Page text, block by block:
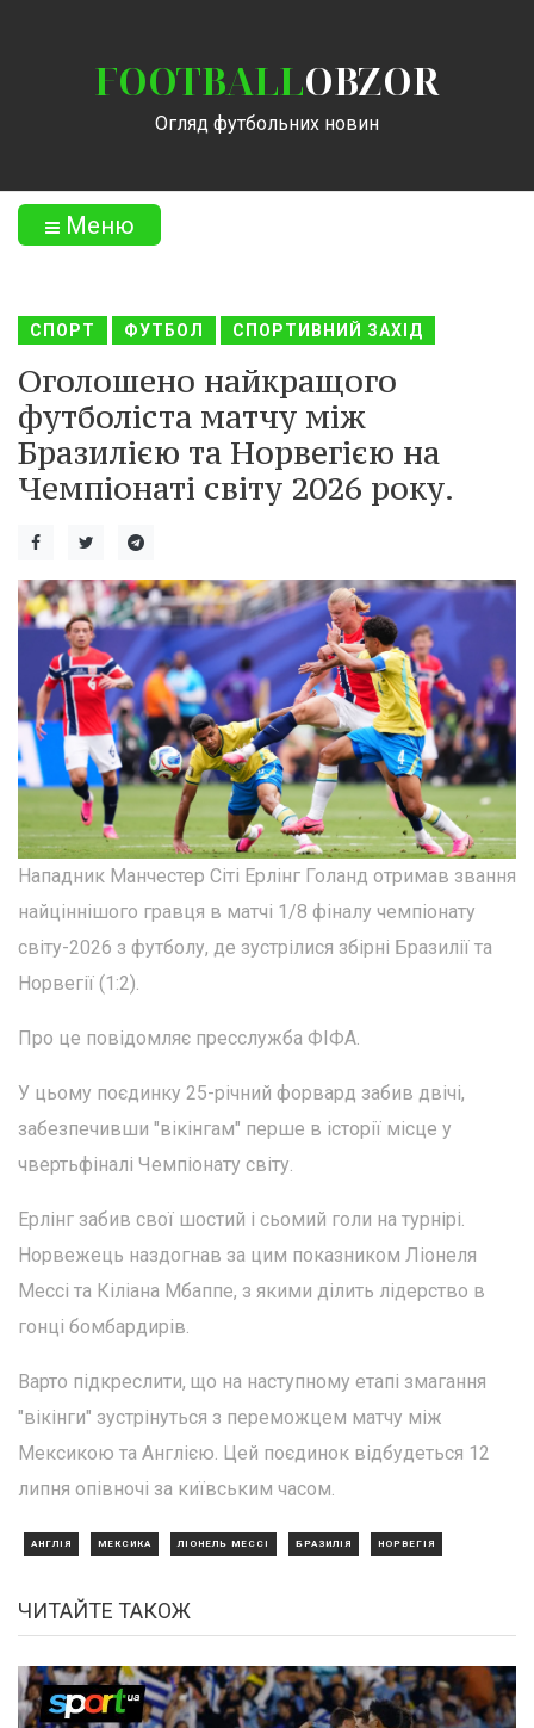
FOOTBALLOBZOR
Огляд футбольних новин
Меню
СПОРТ ФУТБОЛ СПОРТИВНИЙ ЗАХІД
Оголошено найкращого
футболіста матчу між
Бразилією та Норвегією на
Чемпіонаті світу 2026 року.
Нападник Манчестер Сіті Ерлінг Голанд отримав звання
найціннішого гравця в матчі 1/8 фіналу чемпіонату
світу-2026 з футболу, де зустрілися збірні Бразилії та
Норвегії (1:2).
Про це повідомляє пресслужба ФІФА.
У цьому поєдинку 25-річний форвард забив двічі,
забезпечивши "вікінгам" перше в історії місце у
чвертьфіналі Чемпіонату світу.
Ерлінг забив свої шостий і сьомий голи на турнірі.
Норвежець наздогнав за цим показником Ліонеля
Мессі та Кіліана Мбаппе, з якими ділить лідерство в
гонці бомбардирів.
Варто підкреслити, що на наступному етапі змагання
"вікінги" зустрінуться з переможцем матчу між
Мексикою та Англією. Цей поєдинок відбудеться 12
липня опівночі за київським часом.
АНГЛІЯ МЕКСИКА ЛІОНЕЛЬ МЕССІ БРАЗИЛІЯ НОРВЕГІЯ
ЧИТАЙТЕ ТАКОЖ